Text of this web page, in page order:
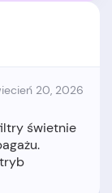
20, 2026
świetnie